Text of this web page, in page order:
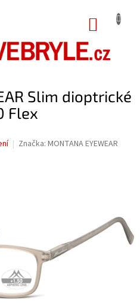
Slim dioptrické
Flex
Značka: MONTANA EYEWEAR